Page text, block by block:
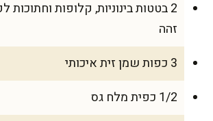
2 בטטות בינוניות, קלופות וחתוכות
זהה
3 כפות שמן זית איכותי
1/2 כפית מלח גס